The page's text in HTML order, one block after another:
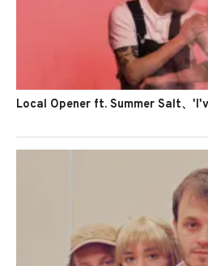
Local Opener ft. Summer Salt、